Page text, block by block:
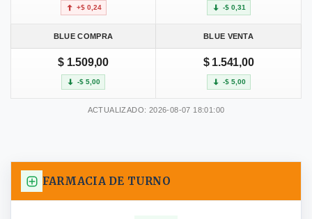
+$ 0,24 -$ 0,31
BLUE COMPRA BLUE VENTA
$ 1.509,00
-$ 5,00
$ 1.541,00
-$ 5,00
ACTUALIZADO: 2026-08-07 18:01:00
FARMACIA DE TURNO